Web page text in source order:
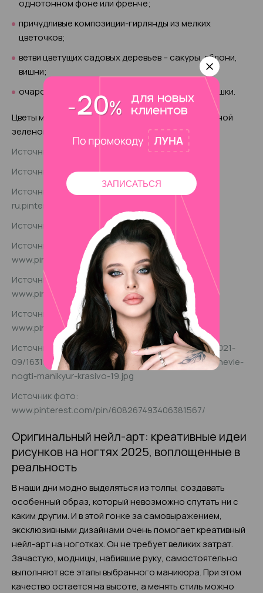
однотонном фоне или френче;
причудливые композиции-гирлянды из мелких
цветочков;
ветви цветущих садовых деревьев – сакуры, яблони,
вишни;
очаровательные васильки, колокольчики, ромашки.
Цветы можно комбинировать с насекомыми, сочной
зеленой зеленью.
Источник фото: www.shutterstock.com/ru/
Источник фото: www.shutterstock.com/ru/
Источник фото:
ru.pinterest.com/pin/606649012304985412/
Источник фото: www.shutterstock.com/ru/
Источник фото:
www.pinterest.pt/pin/595741856952526654/
Источник фото:
www.pinterest.com.mx/pin/651896114792786999/
Источник фото:
www.pinterest.com/pin/809170258046520650/
Источник фото: glamours.name/uploads/posts/2021-
09/1631979837_19-glamours-name-p-krasivie-sirenevie-
nogti-manikyur-krasivo-19.jpg
Источник фото:
www.pinterest.com/pin/608267493406381567/
Оригинальный нейл-арт: креативные идеи
рисунков на ногтях 2025, воплощенные в
реальность
В наши дни модно выделяться из толпы, создавать
особенный образ, который невозможно спутать ни с
каким другим. И в этой гонке за самовыражением,
эксклюзивными дизайнами очень помогает креативный
нейл-арт на ноготках. Он не требует великих затрат.
Зачастую, модницы, набившие руку, самостоятельно
выполняют все этапы выбранного маникюра. При этом
качество остается на высоте, а менять стиль можно
ЗАПИСАТЬСЯ